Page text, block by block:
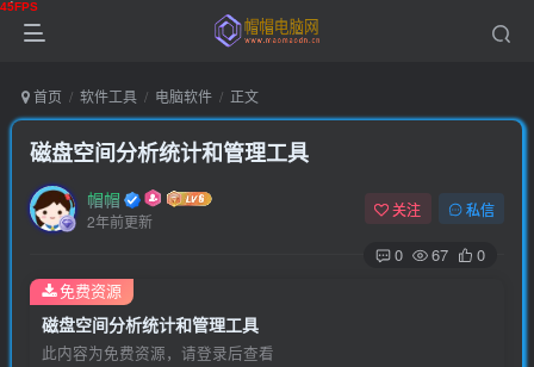
首页 软件工具 电脑软件 正文
磁盘空间分析统计和管理工具
帽帽
2年前更新
关注 私信
0 67 0
磁盘空间分析统计和管理工具
此内容为免费资源，请登录后查看
免费资源